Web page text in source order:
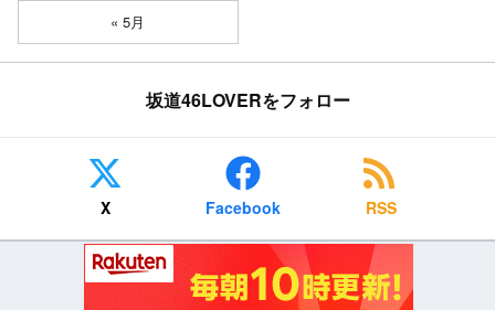
« 5月
坂道46LOVERをフォロー
X Facebook RSS